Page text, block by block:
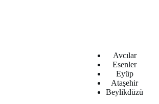
Avcılar
Esenler
Eyüp
Ataşehir
Beylikdüzü